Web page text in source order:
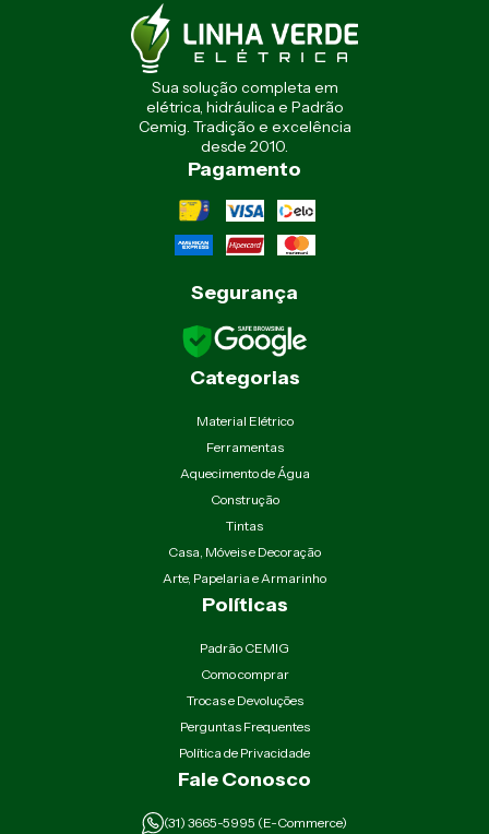
Sua solução completa em
elétrica, hidráulica e Padrão
Cemig. Tradição e excelência
desde 2010.
Pagamento
Segurança
Categorias
Material Elétrico
Ferramentas
Aquecimento de Água
Construção
Tintas
Casa, Móveis e Decoração
Arte, Papelaria e Armarinho
Políticas
Padrão CEMIG
Como comprar
Trocas e Devoluções
Perguntas Frequentes
Política de Privacidade
Fale Conosco
(31) 3665-5995 (E-Commerce)